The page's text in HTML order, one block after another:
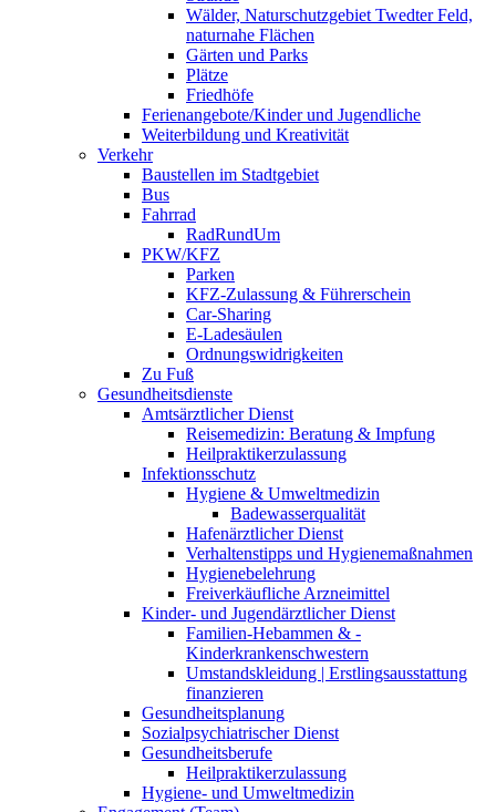
Wälder, Naturschutzgebiet Twedter Feld,
naturnahe Flächen
Gärten und Parks
Plätze
Friedhöfe
Ferienangebote/Kinder und Jugendliche
Weiterbildung und Kreativität
Verkehr
Baustellen im Stadtgebiet
Bus
Fahrrad
RadRundUm
PKW/KFZ
Parken
KFZ-Zulassung & Führerschein
Car-Sharing
E-Ladesäulen
Ordnungswidrigkeiten
Zu Fuß
Gesundheitsdienste
Amtsärztlicher Dienst
Reisemedizin: Beratung & Impfung
Heilpraktikerzulassung
Infektionsschutz
Hygiene & Umweltmedizin
Badewasserqualität
Hafenärztlicher Dienst
Verhaltenstipps und Hygienemaßnahmen
Hygienebelehrung
Freiverkäufliche Arzneimittel
Kinder- und Jugendärztlicher Dienst
Familien-Hebammen & -
Kinderkrankenschwestern
Umstandskleidung | Erstlingsausstattung
finanzieren
Gesundheitsplanung
Sozialpsychiatrischer Dienst
Gesundheitsberufe
Heilpraktikerzulassung
Hygiene- und Umweltmedizin